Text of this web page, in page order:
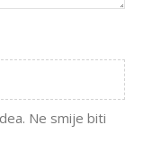
Ne smije biti